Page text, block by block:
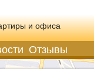
и офиса
Отзывы